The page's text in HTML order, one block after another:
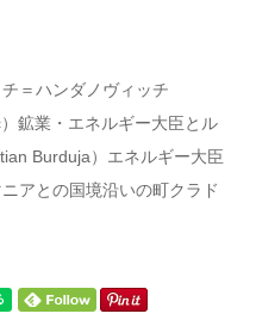
＝ハンダノヴィッチ
鉱業・エネルギー大臣とル
Burduja）エネルギー大臣
アとの国境沿いの町クラド